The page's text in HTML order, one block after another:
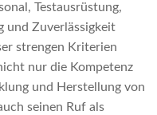
Testausrüstung,
und Zuverlässigkeit
strengen Kriterien
nur die Kompetenz
und Herstellung von
seinen Ruf als